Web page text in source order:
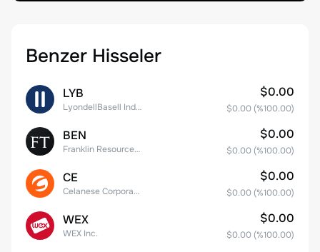
Benzer Hisseler
LYB
LyondellBasell Industries N.V. Class A
$0.00
$0.00 (%100.00)
BEN
Franklin Resources, Inc.
$0.00
$0.00 (%100.00)
CE
Celanese Corporation Common Stock
$0.00
$0.00 (%100.00)
WEX
WEX Inc.
$0.00
$0.00 (%100.00)